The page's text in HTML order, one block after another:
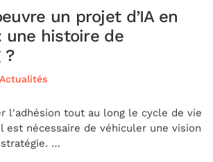
un projet d’IA en
une histoire de
?
Actualités
l'adhésion tout au long le cycle de vie
est nécessaire de véhiculer une vision
…